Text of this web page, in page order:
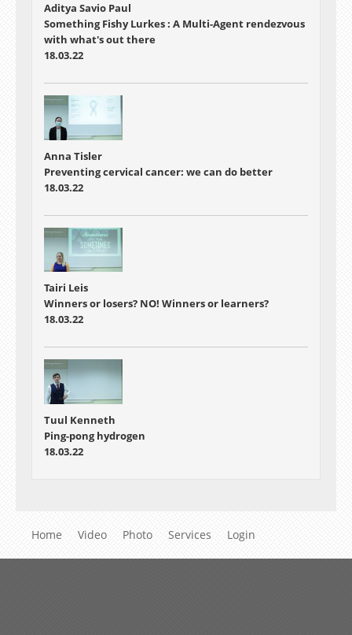
Aditya Savio Paul
Something Fishy Lurkes : A Multi-Agent rendezvous
with what's out there
18.03.22
Anna Tisler
Preventing cervical cancer: we can do better
18.03.22
Tairi Leis
Winners or losers? NO! Winners or learners?
18.03.22
Tuul Kenneth
Ping-pong hydrogen
18.03.22
Home Video Photo Services Login